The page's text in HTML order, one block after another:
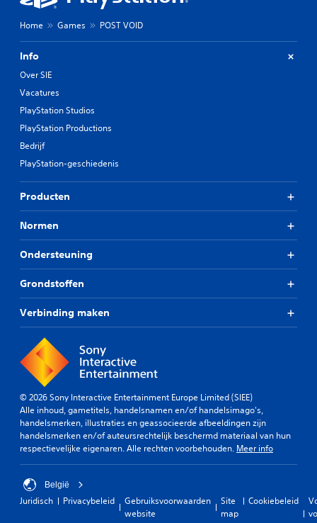
Home Games POST VOID
Info
Over SIE
Vacatures
PlayStation Studios
PlayStation Productions
Bedrijf
PlayStation-geschiedenis
Producten
Normen
Ondersteuning
Grondstoffen
Verbinding maken
© 2026 Sony Interactive Entertainment Europe Limited (SIEE)
Alle inhoud, gametitels, handelsnamen en/of handelsimago's,
handelsmerken, illustraties en geassocieerde afbeeldingen zijn
handelsmerken en/of auteursrechtelijk beschermd materiaal van hun
respectievelijke eigenaren. Alle rechten voorbehouden. Meer info
België
Juridisch Privacybeleid
Gebruiksvoorwaarden
website
Site
map
Cookiebeleid